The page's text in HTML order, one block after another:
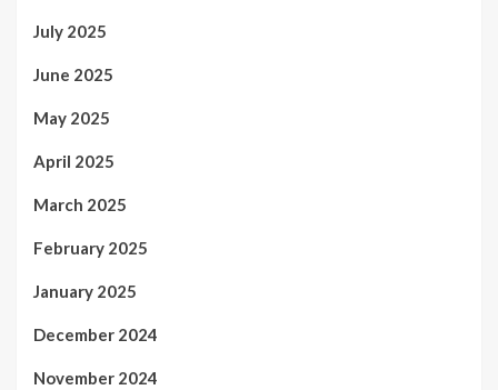
July 2025
June 2025
May 2025
April 2025
March 2025
February 2025
January 2025
December 2024
November 2024